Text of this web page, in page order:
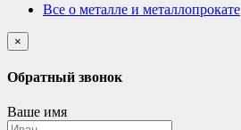
Все о металле и металлопрокате
×
Обратный звонок
Ваше имя